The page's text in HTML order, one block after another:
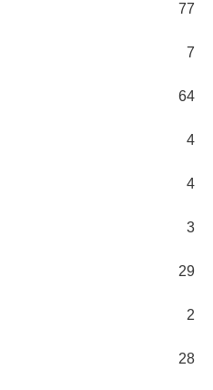
77
7
64
4
4
3
29
2
28